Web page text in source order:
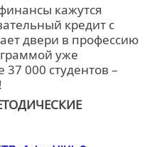
кажутся
кредит с
двери в профессию
уже
37 000 студентов –